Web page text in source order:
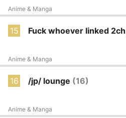
Anime & Manga
15 Fuck whoever linked
Anime & Manga
16 /jp/ lounge (16)
Anime & Manga